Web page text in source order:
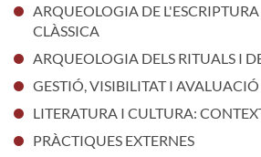
ARQUEOLOGIA DE
CLÀSSICA
ARQUEOLOGIA DELS RITUALS I
GESTIÓ, VISIBILITAT I AVALUACIÓ
LITERATURA I CULTURA:
PRÀCTIQUES EXTERNES